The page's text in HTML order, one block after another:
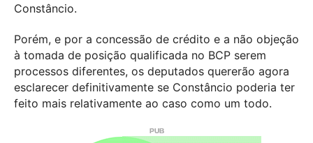
Constâncio.
Porém, e por a concessão de crédito e a não objeção
à tomada de posição qualificada no BCP serem
processos diferentes, os deputados quererão agora
esclarecer definitivamente se Constâncio poderia ter
feito mais relativamente ao caso como um todo.